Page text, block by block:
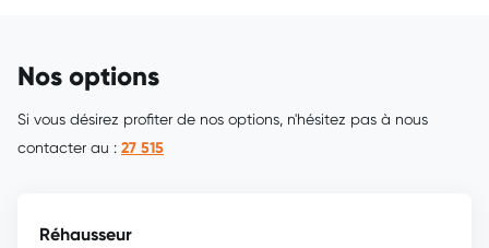
Nos options
Si vous désirez profiter de nos options, n'hésitez pas à nous
contacter au : 27 515
Réhausseur